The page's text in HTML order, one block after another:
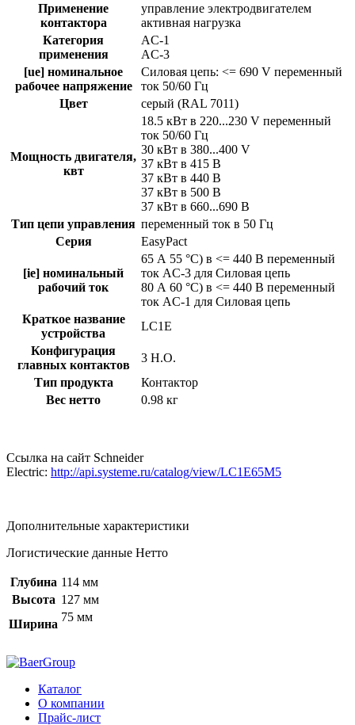
Применение
контактора
управление электродвигателем
активная нагрузка
Категория
применения
AC-1
AC-3
[ue] номинальное
рабочее напряжение
Силовая цепь: <= 690 V переменный
ток 50/60 Гц
Цвет
серый (RAL 7011)
Мощность двигателя,
квт
18.5 кВт в 220...230 V переменный
ток 50/60 Гц
30 кВт в 380...400 V
37 кВт в 415 В
37 кВт в 440 В
37 кВт в 500 В
37 кВт в 660...690 В
Тип цепи управления переменный ток в 50 Гц
Серия
EasyPact
[ie] номинальный
рабочий ток
65 А 55 °C) в <= 440 В переменный
ток AC-3 для Силовая цепь
80 А 60 °C) в <= 440 В переменный
ток AC-1 для Силовая цепь
Краткое название
устройства
LC1E
Конфигурация
главных контактов
3 Н.О.
Тип продукта
Контактор
Вес нетто
0.98 кг
Cсылка на сайт Schneider
Electric: http://api.systeme.ru/catalog/view/LC1E65M5
Дополнительные характеристики
Логистические данные Нетто
Глубина 114 мм
Высота 127 мм
Ширина
75 мм
Каталог
О компании
Прайс-лист